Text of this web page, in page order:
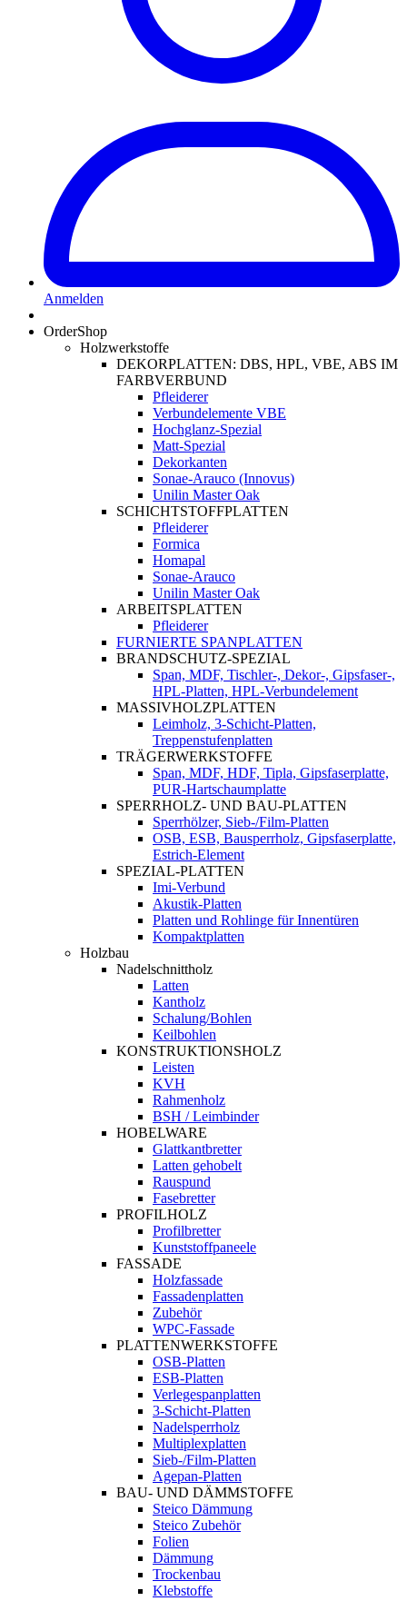
Anmelden
OrderShop
Holzwerkstoffe
DEKORPLATTEN: DBS, HPL, VBE, ABS IM
FARBVERBUND
Pfleiderer
Verbundelemente VBE
Hochglanz-Spezial
Matt-Spezial
Dekorkanten
Sonae-Arauco (Innovus)
Unilin Master Oak
SCHICHTSTOFFPLATTEN
Pfleiderer
Formica
Homapal
Sonae-Arauco
Unilin Master Oak
ARBEITSPLATTEN
Pfleiderer
FURNIERTE SPANPLATTEN
BRANDSCHUTZ-SPEZIAL
Span, MDF, Tischler-, Dekor-, Gipsfaser-,
HPL-Platten, HPL-Verbundelement
MASSIVHOLZPLATTEN
Leimholz, 3-Schicht-Platten,
Treppenstufenplatten
TRÄGERWERKSTOFFE
Span, MDF, HDF, Tipla, Gipsfaserplatte,
PUR-Hartschaumplatte
SPERRHOLZ- UND BAU-PLATTEN
Sperrhölzer, Sieb-/Film-Platten
OSB, ESB, Bausperrholz, Gipsfaserplatte,
Estrich-Element
SPEZIAL-PLATTEN
Imi-Verbund
Akustik-Platten
Platten und Rohlinge für Innentüren
Kompaktplatten
Holzbau
Nadelschnittholz
Latten
Kantholz
Schalung/Bohlen
Keilbohlen
KONSTRUKTIONSHOLZ
Leisten
KVH
Rahmenholz
BSH / Leimbinder
HOBELWARE
Glattkantbretter
Latten gehobelt
Rauspund
Fasebretter
PROFILHOLZ
Profilbretter
Kunststoffpaneele
FASSADE
Holzfassade
Fassadenplatten
Zubehör
WPC-Fassade
PLATTENWERKSTOFFE
OSB-Platten
ESB-Platten
Verlegespanplatten
3-Schicht-Platten
Nadelsperrholz
Multiplexplatten
Sieb-/Film-Platten
Agepan-Platten
BAU- UND DÄMMSTOFFE
Steico Dämmung
Steico Zubehör
Folien
Dämmung
Trockenbau
Klebstoffe